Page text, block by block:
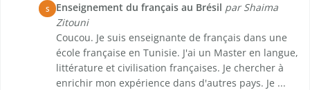
S Enseignement du français au Brésil par Shaima
Zitouni
Coucou. Je suis enseignante de français dans une
école française en Tunisie. J'ai un Master en langue,
littérature et civilisation françaises. Je chercher à
enrichir mon expérience dans d'autres pays. Je ...